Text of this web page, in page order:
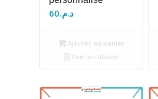
د.م.60
Ajouter au panier
Voir les détails